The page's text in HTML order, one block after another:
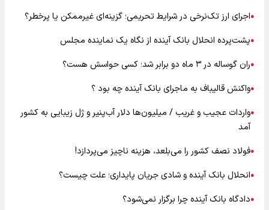
●اجرای ارز تک‌نرخی در شرایط تحریمی؛ گزینه‌ای غیرممکن یا پرخطر؟
●پشت‌پرده انحلال بانک آینده از نگاه یک نماینده مجلس
●ران گوساله در ۳ ماه دو برابر شد؛ کسی حواسش هست؟
●واکنش قالیباف به ماجرای بانک آینده چه بود ؟
●واردات عجیب و غریب / میلیون‌ها دلار آب‌پنیر و ژل زیبایی به کشور
آمد
●فولاد نصف کشور را می‌بلعد، هزینه ناچیز می‌پردازد!
●انحلال بانک آینده و شادی جریان پایداری؛ علت چیست؟
●دادگاه بانک آینده چرا برگزار نمی‌شود؟